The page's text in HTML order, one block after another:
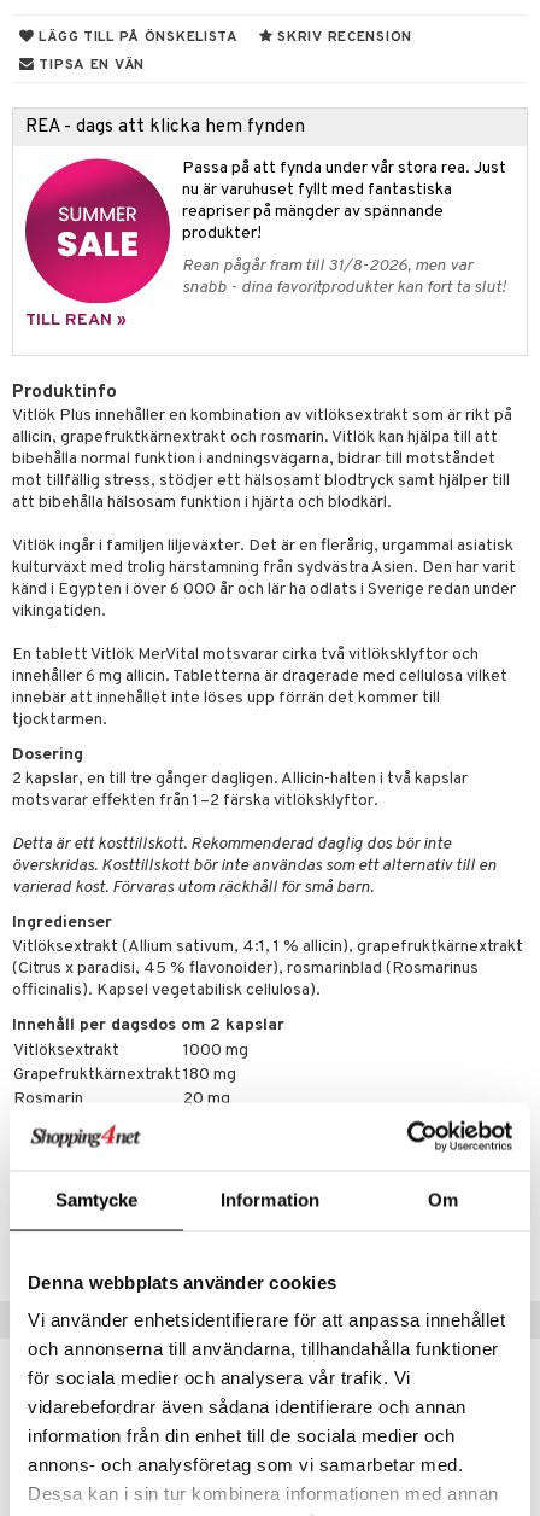
Samtycke Information Om
Denna webbplats använder cookies
Vi använder enhetsidentifierare för att anpassa innehållet
och annonserna till användarna, tillhandahålla funktioner
för sociala medier och analysera vår trafik. Vi
vidarebefordrar även sådana identifierare och annan
information från din enhet till de sociala medier och
annons- och analysföretag som vi samarbetar med.
Dessa kan i sin tur kombinera informationen med annan
LÄGG TILL PÅ ÖNSKELISTA
SKRIV RECENSION
TIPSA EN VÄN
REA - dags att klicka hem fynden
Passa på att fynda under vår stora rea. Just
nu är varuhuset fyllt med fantastiska
reapriser på mängder av spännande
produkter!
Rean pågår fram till 31/8-2026, men var
snabb - dina favoritprodukter kan fort ta slut!
TILL REAN »
Produktinfo
Vitlök Plus innehåller en kombination av vitlöksextrakt som är rikt på
allicin, grapefruktkärnextrakt och rosmarin. Vitlök kan hjälpa till att
bibehålla normal funktion i andningsvägarna, bidrar till motståndet
mot tillfällig stress, stödjer ett hälsosamt blodtryck samt hjälper till
att bibehålla hälsosam funktion i hjärta och blodkärl.
Vitlök ingår i familjen liljeväxter. Det är en flerårig, urgammal asiatisk
kulturväxt med trolig härstamning från sydvästra Asien. Den har varit
känd i Egypten i över 6 000 år och lär ha odlats i Sverige redan under
vikingatiden.
En tablett Vitlök MerVital motsvarar cirka två vitlöksklyftor och
innehåller 6 mg allicin. Tabletterna är dragerade med cellulosa vilket
innebär att innehållet inte löses upp förrän det kommer till
tjocktarmen.
Dosering
2 kapslar, en till tre gånger dagligen. Allicin-halten i två kapslar
motsvarar effekten från 1–2 färska vitlöksklyftor.
Detta är ett kosttillskott. Rekommenderad daglig dos bör inte
överskridas. Kosttillskott bör inte användas som ett alternativ till en
varierad kost. Förvaras utom räckhåll för små barn.
Ingredienser
Vitlöksextrakt (Allium sativum, 4:1, 1 % allicin), grapefruktkärnextrakt
(Citrus x paradisi, 45 % flavonoider), rosmarinblad (Rosmarinus
officinalis). Kapsel vegetabilisk cellulosa).
Innehåll per dagsdos om 2 kapslar
Vitlöksextrakt
1000 mg
Grapefruktkärnextrakt180 mg
Rosmarin
20 mg
Artikelnr
Populära produkter
& nötter
& buljong
& oro
& avgiftning
dusch & tvål
oljor
utan sol
svar